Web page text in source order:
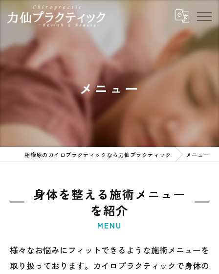
メニュー
相模原のカイロプラクティックなら力仙プラクティック メニュー
身体を整える施術メニュー
を紹介
MENU
様々なお悩みにフィットできるような施術メニューを
取り扱っております。カイロプラクティックで身体の